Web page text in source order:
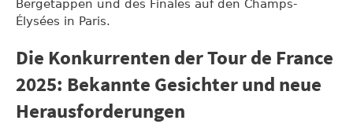
Bergetappen und des Finales auf den Champs-
Élysées in Paris.
Die Konkurrenten der Tour de France
2025: Bekannte Gesichter und neue
Herausforderungen